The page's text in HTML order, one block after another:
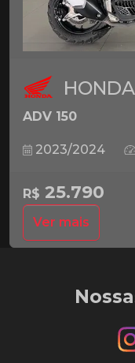
HONDA
ADV 150
2023/2024
R$ 25.790
Ver mais